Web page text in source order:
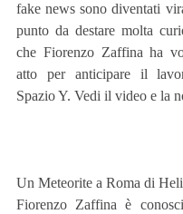
fake news sono diventati
punto da destare molta
che Fiorenzo Zaffina ha
atto per anticipare il
Spazio Y. Vedi il video e la
Un Meteorite a Roma di
Fiorenzo Zaffina è